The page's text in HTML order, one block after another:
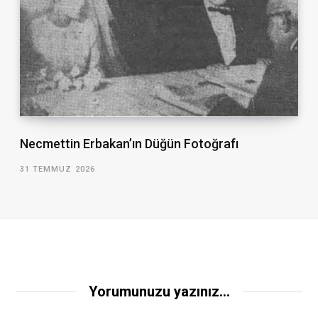
Necmettin Erbakan’ın Düğün Fotoğrafı
31 TEMMUZ 2026
Yorumunuzu yazınız...